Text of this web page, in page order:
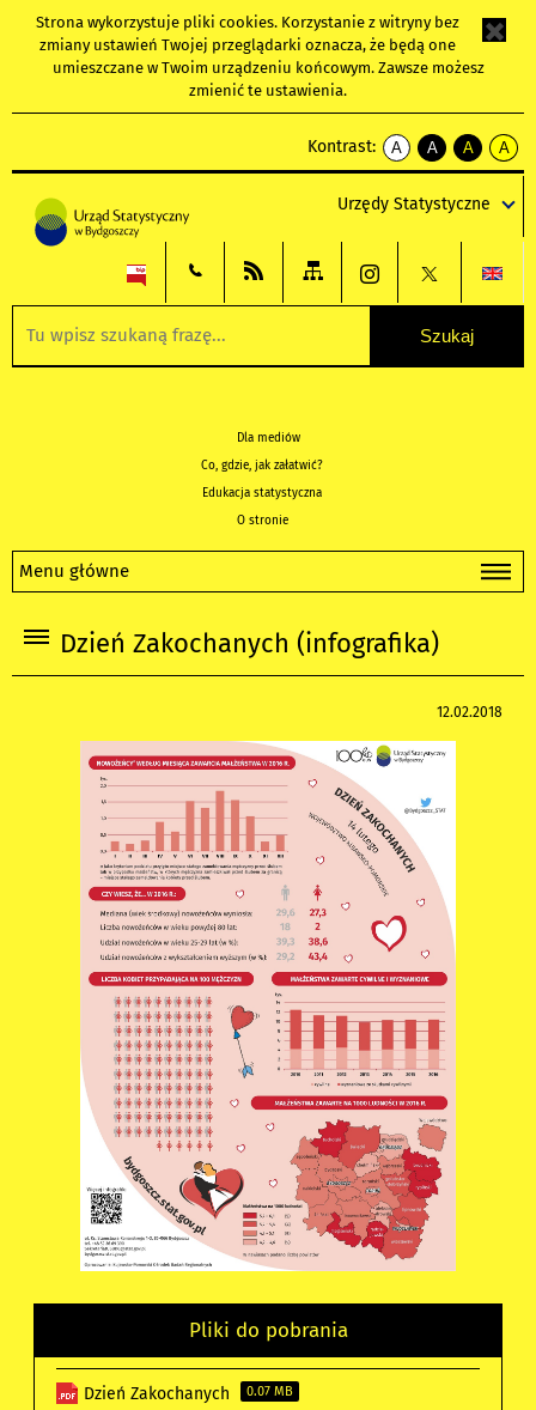
Strona wykorzystuje pliki cookies. Korzystanie z witryny bez
zmiany ustawień Twojej przeglądarki oznacza, że będą one
umieszczane w Twoim urządzeniu końcowym. Zawsze możesz
zmienić te ustawienia.
Kontrast:
A
kontrast
A
kontrast
tekst
czarnym
A
kontrast
tekst
czarnym
A
tekst
żółtym
Urzędy Statystyczne
Dla mediów
Co, gdzie, jak załatwić?
Edukacja statystyczna
O stronie
Menu główne
Dzień Zakochanych (infografika)
12.02.2018
Pliki do pobrania
Dzień Zakochanych 0.07 MB